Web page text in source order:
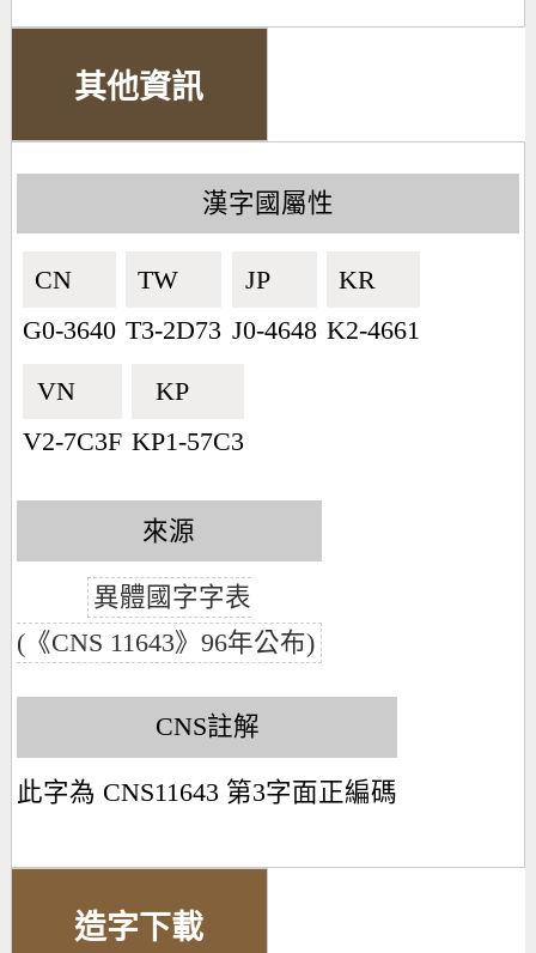
其他資訊
漢字國屬性
CN🇨🇳
G0-3640
TW🇹🇼
T3-2D73
JP🇯🇵
J0-4648
KR🇰🇷
K2-4661
VN🇻🇳
V2-7C3F
KP🇰🇵
KP1-57C3
來源
異體國字字表
(《CNS 11643》96年公布)
CNS註解
此字為 CNS11643 第3字面正編碼
造字下載